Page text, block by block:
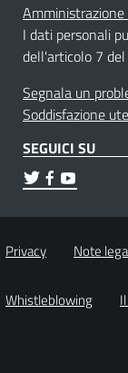
Amministrazione
I dati personali
dell'articolo 7
Segnala un
Soddisfazione
SEGUICI SU
Privacy Note
Whistleblowing